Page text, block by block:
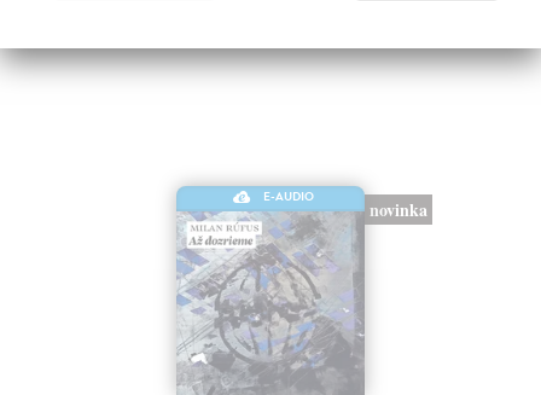
E-AUDIO
novinka